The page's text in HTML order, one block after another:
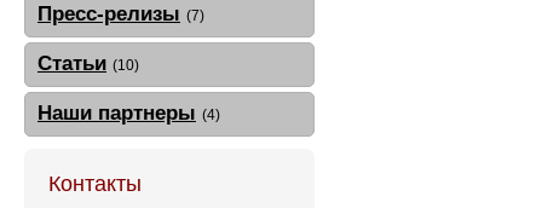
Пресс-релизы (7)
Статьи (10)
Наши партнеры (4)
Контакты